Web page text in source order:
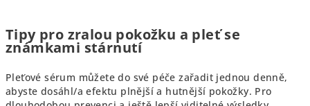
Tipy pro zralou pokožku a pleť se
známkami stárnutí
Pleťové sérum můžete do své péče zařadit jednou denně,
abyste dosáhl/a efektu plnější a hutnější pokožky. Pro